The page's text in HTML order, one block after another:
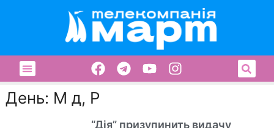
День: М д, Р
“Дія” призупинить видачу